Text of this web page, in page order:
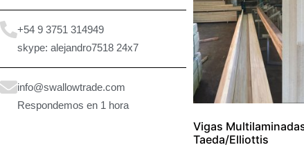
+54 9 3751 314949
skype: alejandro7518 24x7
info@swallowtrade.com
Respondemos en 1 hora
Vigas
Taeda/Elliottis